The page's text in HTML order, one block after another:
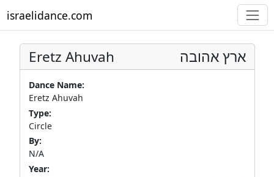
israelidance.com
Eretz Ahuvah ארץ אהובה
Dance Name:
Eretz Ahuvah
Type:
Circle
By:
N/A
Year: